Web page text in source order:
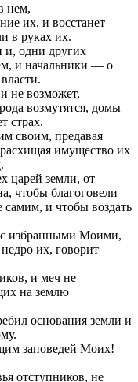
нем,
их, и восстанет
в руках их.
и, одни других
и начальники — о
не возможет,
возмутятся, домы
страх.
своим, предавая
имущество их
царей земли, от
чтобы благоговели
и чтобы воздать
с избранными Моими,
их, говорит
и меч не
на землю
основания земли и
заповедей Моих!
отступников, не